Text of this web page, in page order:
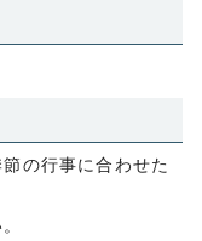
の行事に合わせた